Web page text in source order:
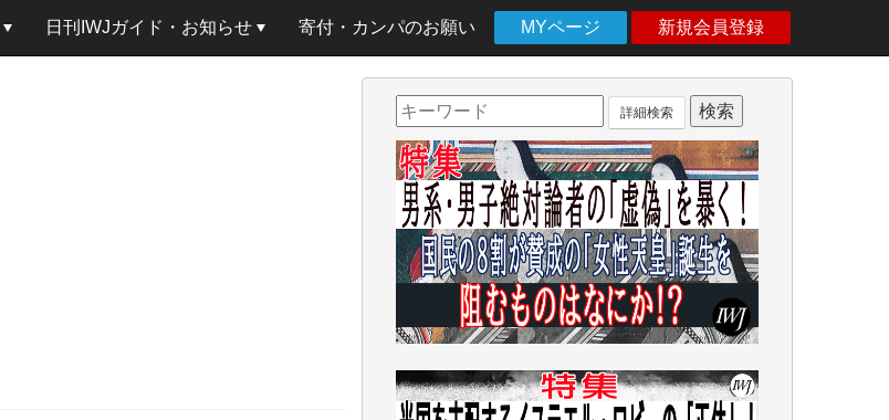
日刊IWJガイド・お知らせ 寄付・カンパのお願い MYページ 新規会員登録
詳細検索